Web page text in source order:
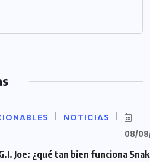
NOTICIAS
08/
Joe: ¿qué tan bien funciona